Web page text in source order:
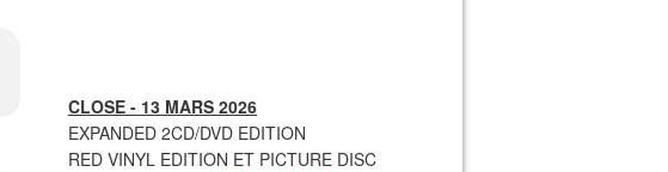
CLOSE - 13 MARS 2026
EXPANDED 2CD/DVD EDITION
RED VINYL EDITION ET PICTURE DISC